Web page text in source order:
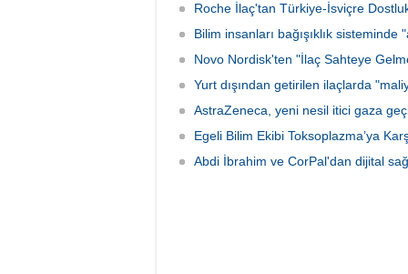
Roche İlaç'tan Türkiye-İsviçre
Bilim insanları bağışıklık
Novo Nordisk'ten "İlaç Sahteye
Yurt dışından getirilen ilaçlarda
AstraZeneca, yeni nesil itici gaza
Egeli Bilim Ekibi Toksoplazma’ya
Abdi İbrahim ve CorPal'dan dijital